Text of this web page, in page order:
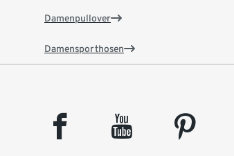
Damenpullover
Damensporthosen
facebook youtube pinterest